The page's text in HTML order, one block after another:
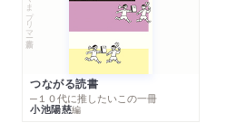
つながる読書
─１０代に推したいこの一冊
小池陽慈編